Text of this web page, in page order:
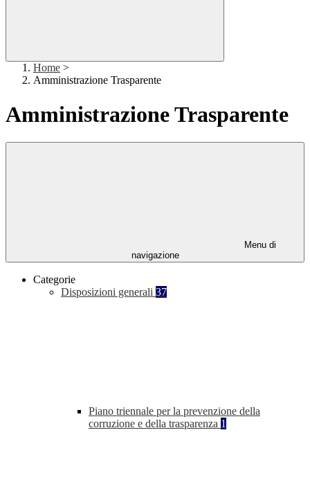
Home >
Amministrazione Trasparente
Amministrazione Trasparente
Menu di
navigazione
Categorie
Disposizioni generali 37
Piano triennale per la prevenzione della
corruzione e della trasparenza 1